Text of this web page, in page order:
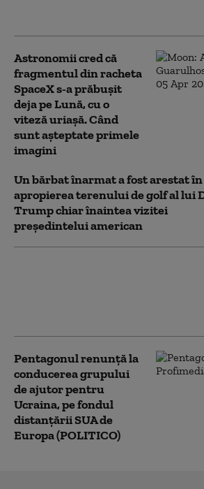
Astronomii cred că
fragmentul din racheta
SpaceX s-a prăbușit
deja pe Lună, cu o
viteză uriașă. Când
sunt așteptate primele
imagini
Un bărbat înarmat a fost arestat în
apropierea terenului de golf al lui
Trump chiar înaintea vizitei
președintelui american
Pentagonul renunță la
conducerea grupului
de ajutor pentru
Ucraina, pe fondul
distanțării SUA de
Europa (POLITICO)